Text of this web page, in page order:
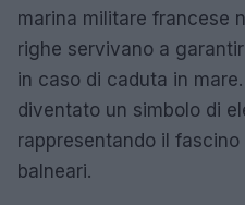
marina militare francese
righe servivano a
in caso di caduta in mare.
diventato un simbolo di
rappresentando il
balneari.